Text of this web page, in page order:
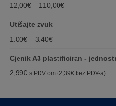
12,00€ – 110,00€Price
Utišajte zvuk
1,00€ – 3,40€Price
3,40€
Cjenik A3 plastificiran -
2,99€ s PDV om (2,39€ bez PDV-a)